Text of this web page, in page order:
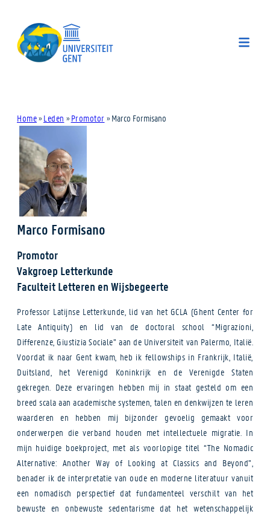
Home» Leden » Promotor » Marco Formisano
Marco Formisano
Promotor
Vakgroep Letterkunde
Faculteit Letteren en Wijsbegeerte
Professor Latijnse Letterkunde, lid van het GCLA (Ghent Center for
Late Antiquity) en lid van de doctoral school “Migrazioni,
Differenze, Giustizia Sociale” aan de Universiteit van Palermo, Italië.
Voordat ik naar Gent kwam, heb ik fellowships in Frankrijk, Italië,
Duitsland, het Verenigd Koninkrijk en de Verenigde Staten
gekregen. Deze ervaringen hebben mij in staat gesteld om een
breed scala aan academische systemen, talen en denkwijzen te leren
waarderen en hebben mij bijzonder gevoelig gemaakt voor
onderwerpen die verband houden met intellectuele migratie. In
mijn huidige boekproject, met als voorlopige titel “The Nomadic
Alternative: Another Way of Looking at Classics and Beyond”,
benader ik de interpretatie van oude en moderne literatuur vanuit
een nomadisch perspectief dat fundamenteel verschilt van het
bewuste en onbewuste sedentarisme dat het wetenschappelijk